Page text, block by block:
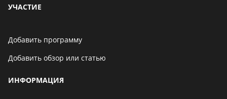
УЧАСТИЕ
Добавить программу
Добавить обзор или статью
ИНФОРМАЦИЯ